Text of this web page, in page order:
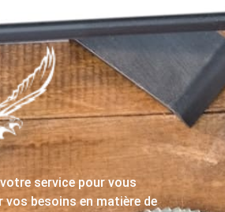
service pour vous
vos besoins en matière de